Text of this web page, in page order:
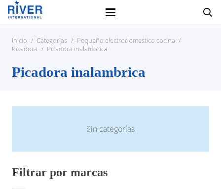
Inicio / Categorias / Pequeño electrodomestico cocina /
Picadora / Picadora inalambrica
Picadora inalambrica
Sin categorías
Filtrar por marcas